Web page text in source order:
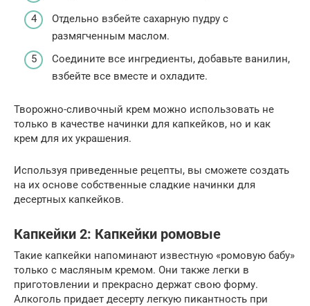
Отдельно взбейте сахарную пудру с
размягченным маслом.
Соедините все ингредиенты, добавьте ванилин,
взбейте все вместе и охладите.
Творожно-сливочный крем можно использовать не
только в качестве начинки для капкейков, но и как
крем для их украшения.
Используя приведенные рецепты, вы сможете создать
на их основе собственные сладкие начинки для
десертных капкейков.
Капкейки 2: Капкейки ромовые
Такие капкейки напоминают известную «ромовую бабу»
только с масляным кремом. Они также легки в
приготовлении и прекрасно держат свою форму.
Алкоголь придает десерту легкую пикантность при